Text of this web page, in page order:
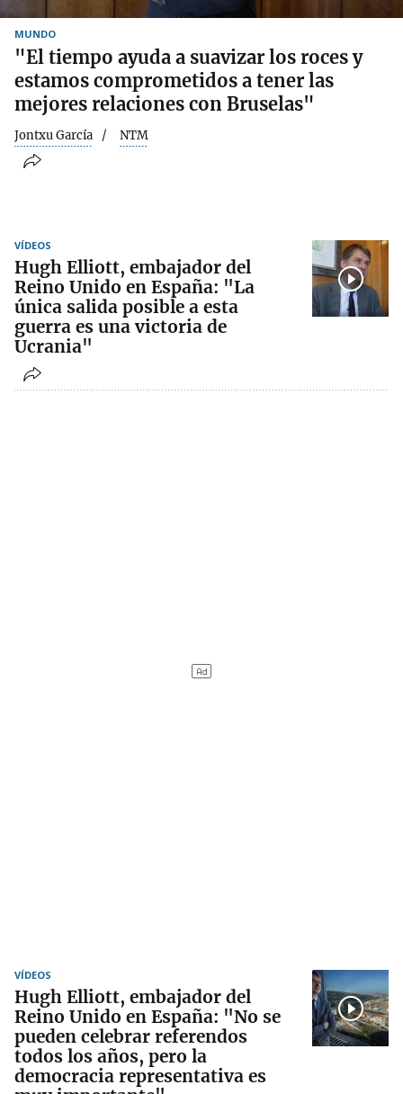
MUNDO
"El tiempo ayuda a suavizar los roces y
estamos comprometidos a tener las
mejores relaciones con Bruselas"
Jontxu García NTM
VÍDEOS
Hugh Elliott, embajador del
Reino Unido en España: "La
única salida posible a esta
guerra es una victoria de
Ucrania"
VÍDEOS
Hugh Elliott, embajador del
Reino Unido en España: "No se
pueden celebrar referendos
todos los años, pero la
democracia representativa es